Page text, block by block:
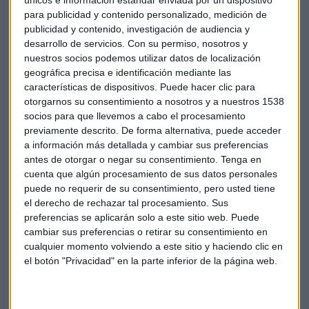
para publicidad y contenido personalizado, medición de
publicidad y contenido, investigación de audiencia y
desarrollo de servicios. Con su permiso, nosotros y
nuestros socios podemos utilizar datos de localización
geográfica precisa e identificación mediante las
características de dispositivos. Puede hacer clic para
otorgarnos su consentimiento a nosotros y a nuestros 1538
socios para que llevemos a cabo el procesamiento
previamente descrito. De forma alternativa, puede acceder
a información más detallada y cambiar sus preferencias
antes de otorgar o negar su consentimiento. Tenga en
cuenta que algún procesamiento de sus datos personales
puede no requerir de su consentimiento, pero usted tiene
el derecho de rechazar tal procesamiento. Sus
preferencias se aplicarán solo a este sitio web. Puede
cambiar sus preferencias o retirar su consentimiento en
cualquier momento volviendo a este sitio y haciendo clic en
el botón "Privacidad" en la parte inferior de la página web.
0,33% hasta los 9.323 puntos, con lo que recupera buena
parte de lo perdido la semana anterior.
El mercado sigue viviendo de la expectativa que se ha
generado ante una posible bajada de tipos tanto en
como enEuropa, en las reuniones que el BCE celebrará el
próximo 25 de julio y la Reserva Federal, el 31 de julio.
Diez valores de la Bolsa cierran en rojo, entre ellos
Santander, con un descenso del 0,55 %,Repsol(0,22 %) y
Telefónica(0,18 %), mientras que la subida más destacada
fue para Enagas, que tras los fuertes descensos de la
semana pasada gana un 2,77 %, seguida de Ence, con un
avance del 2,21 %.
Banco Santander